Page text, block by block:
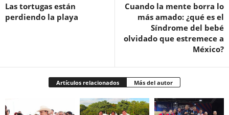
Las tortugas están
perdiendo la playa
Cuando la mente borra lo
más amado: ¿qué es el
Síndrome del bebé
olvidado que estremece a
México?
Artículos relacionados Más del autor